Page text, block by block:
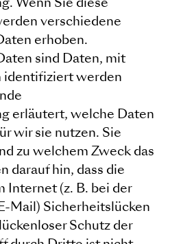
verschiedene
erhoben.
sind Daten, mit
identifiziert werden
erläutert, welche Daten
wir sie nutzen. Sie
zu welchem Zweck das
darauf hin, dass die
Internet (z. B. bei der
Mail) Sicherheitslücken
Schutz der